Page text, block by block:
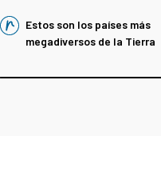
Estos son los países más
megadiversos de la Tierra